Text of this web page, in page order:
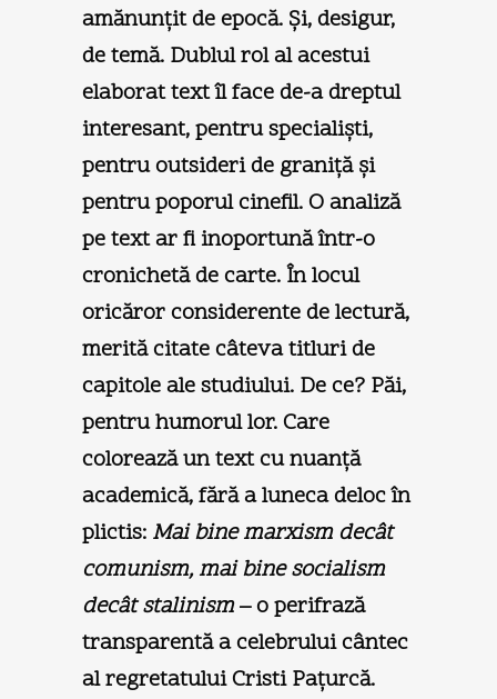
amănunțit de epocă. Şi, desigur,
de temă. Dublul rol al acestui
elaborat text îl face de-a dreptul
interesant, pentru specialişti,
pentru outsideri de graniță şi
pentru poporul cinefil. O analiză
pe text ar fi inoportună într-o
cronichetă de carte. În locul
oricăror considerente de lectură,
merită citate câteva titluri de
capitole ale studiului. De ce? Păi,
pentru humorul lor. Care
colorează un text cu nuanță
academică, fără a luneca deloc în
plictis: Mai bine marxism decât
comunism, mai bine socialism
decât stalinism– o perifrază
transparentă a celebrului cântec
al regretatului Cristi Pațurcă.